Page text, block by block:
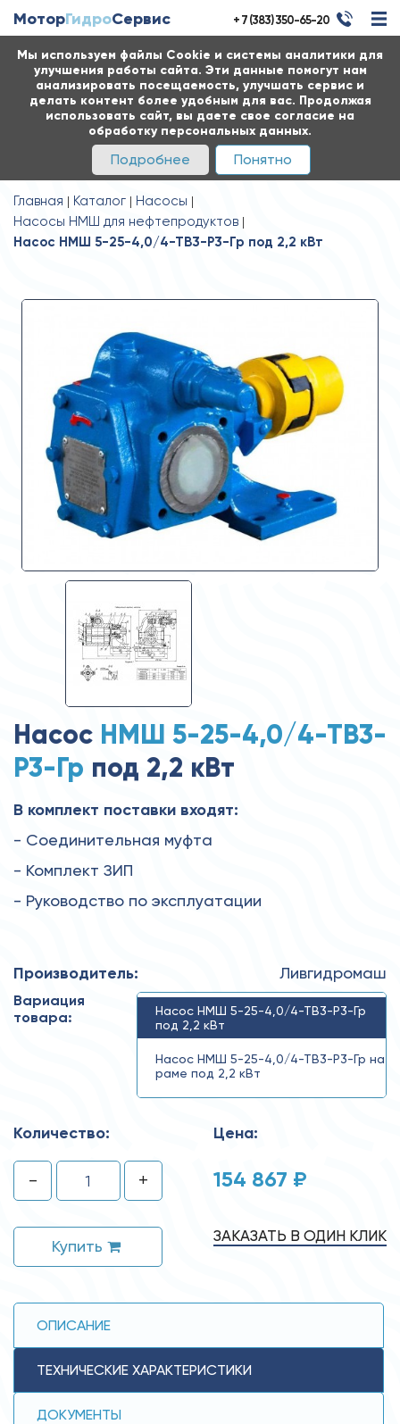
Мы используем файлы Cookie и системы аналитики для
улучшения работы сайта. Эти данные помогут нам
анализировать посещаемость, улучшать сервис и
делать контент более удобным для вас. Продолжая
использовать сайт, вы даете свое согласие на
обработку персональных данных.
Подробнее Понятно
МоторГидроСервис + 7 (383) 350-65-20
Главная Каталог
Насосы
Насосы НМШ для нефтепродуктов
Насос НМШ 5-25-4,0/4-ТВ3-Р3-Гр под 2,2 кВт
Насос НМШ 5-25-4,0/4-ТВ3-
Р3-Гр под 2,2 кВт
В комплект поставки входят:
- Соединительная муфта
- Комплект ЗИП
- Руководство по эксплуатации
Производитель: Ливгидромаш
Вариация
товара:
Насос НМШ 5-25-4,0/4-ТВ3-Р3-Гр
под 2,2 кВт
Насос НМШ 5-25-4,0/4-ТВ3-Р3-Гр на
раме под 2,2 кВт
Количество:
- +
Купить
Цена:
154 867 ₽
ЗАКАЗАТЬ В ОДИН КЛИК
ОПИСАНИЕ
ТЕХНИЧЕСКИЕ ХАРАКТЕРИСТИКИ
ДОКУМЕНТЫ